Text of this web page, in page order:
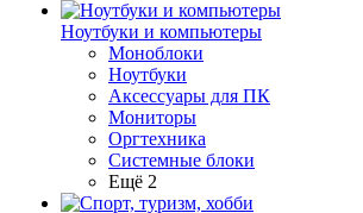
Ноутбуки и компьютеры
Моноблоки
Ноутбуки
Аксессуары для ПК
Мониторы
Оргтехника
Системные блоки
Ещё 2